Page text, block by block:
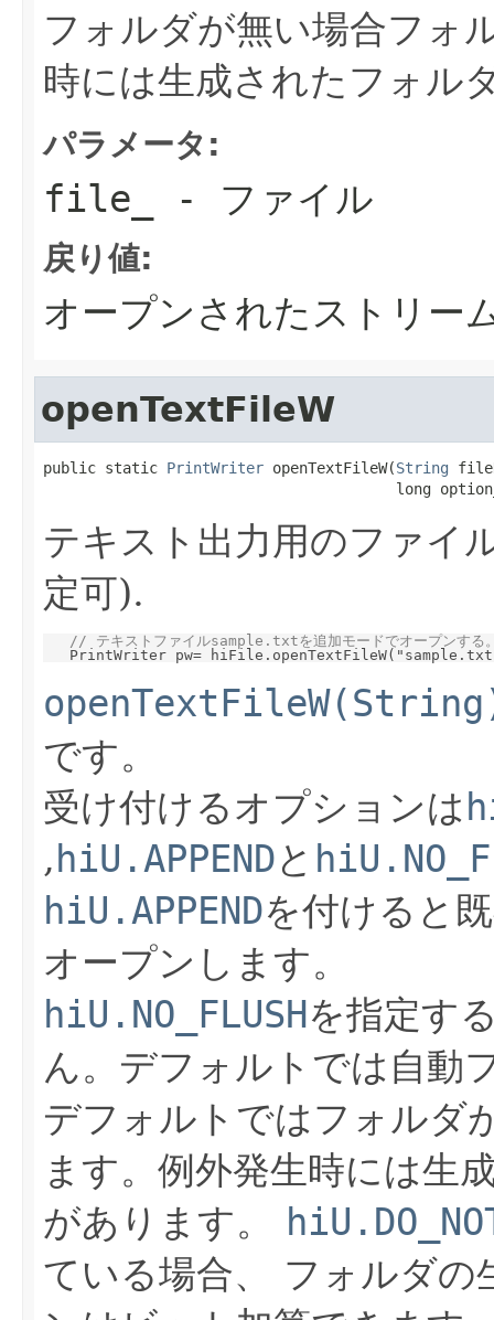
フォルダが無い場合フォ
時には生成されたフォル
パラメータ:
file_ - ファイル
戻り値:
オープンされたストリー
openTextFileW
public static PrintWriter openTextFileW(String
long
テキスト出力用のファイ
定可).
// テキストファイルsample.txtを追加モードでオープンする
です。
受け付けるオプションは
, hiU.APPENDと
hiU.APPENDを付けると
オープンします。
hiU.NO_FLUSHを指定す
ん。デフォルトでは自動
デフォルトではフォルダ
ます。例外発生時には生
があります。
ている場合、 フォルダ